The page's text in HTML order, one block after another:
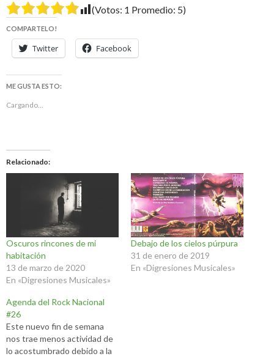
(Votos: 1 Promedio: 5)
COMPARTELO!
Twitter Facebook
ME GUSTA ESTO:
Cargando...
Relacionado
Oscuros rincones de mi
habitación
13 de marzo de 2020
En «Digresiones Musicales»
Debajo de los cielos púrpura
31 de enero de 2019
En «Digresiones Musicales»
Agenda del Rock Nacional
#26
Este nuevo fin de semana
nos trae menos actividad de
lo acostumbrado debido a la